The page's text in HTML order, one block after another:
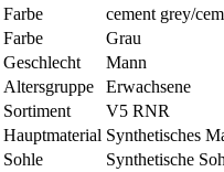
Farbe
cement grey/
Farbe
Grau
Geschlecht
Mann
Altersgruppe
Erwachsene
Sortiment
V5 RNR
Hauptmaterial Synthetisches
Sohle
Synthetische